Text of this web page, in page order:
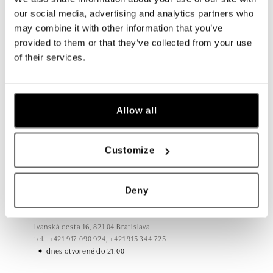
our social media, advertising and analytics partners who
may combine it with other information that you’ve
provided to them or that they’ve collected from your use
of their services.
Allow all
Customize
Deny
Všetky Česko Slovensko
ALO diamonds Hilton, Košice
ALO diamonds OC Aupark, Bratislava
Einsteinova 18, 851 01 Bratislava
dnes otvorené do 21:00
ALO diamonds OC Avion, Bratislava
Ivanská cesta 16, 821 04 Bratislava
tel.: +421 917 090 924, +421 915 344 725
dnes otvorené do 21:00